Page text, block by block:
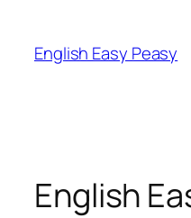
springen
English Easy Peasy
English